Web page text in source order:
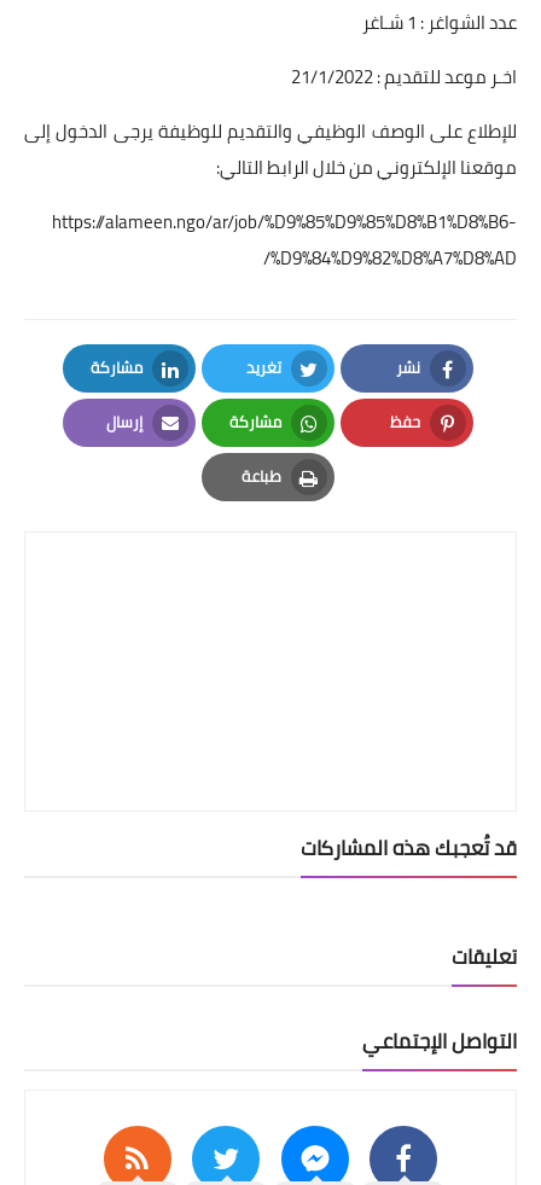
عدد الشواغر : 1 شـاغر
اخـر موعد للتقديم : 21/1/2022
للإطلاع على الوصف الوظيفي والتقديم للوظيفة يرجى الدخول إلى
موقعنا الإلكتروني من خلال الرابط التالي:
https://alameen.ngo/ar/job/%D9%85%D9%85%D8%B1%D8%B6-
%D9%84%D9%82%D8%A7%D8%AD/
نشر
Facebook
تغريد
Twitter
مشاركة
LinkedIn
حفظ
Pinterest
مشاركة
Whatsapp
إرسال
Email
طباعة
Print
قد تُعجبك هذه المشاركات
تعليقات
التواصل الإجتماعي